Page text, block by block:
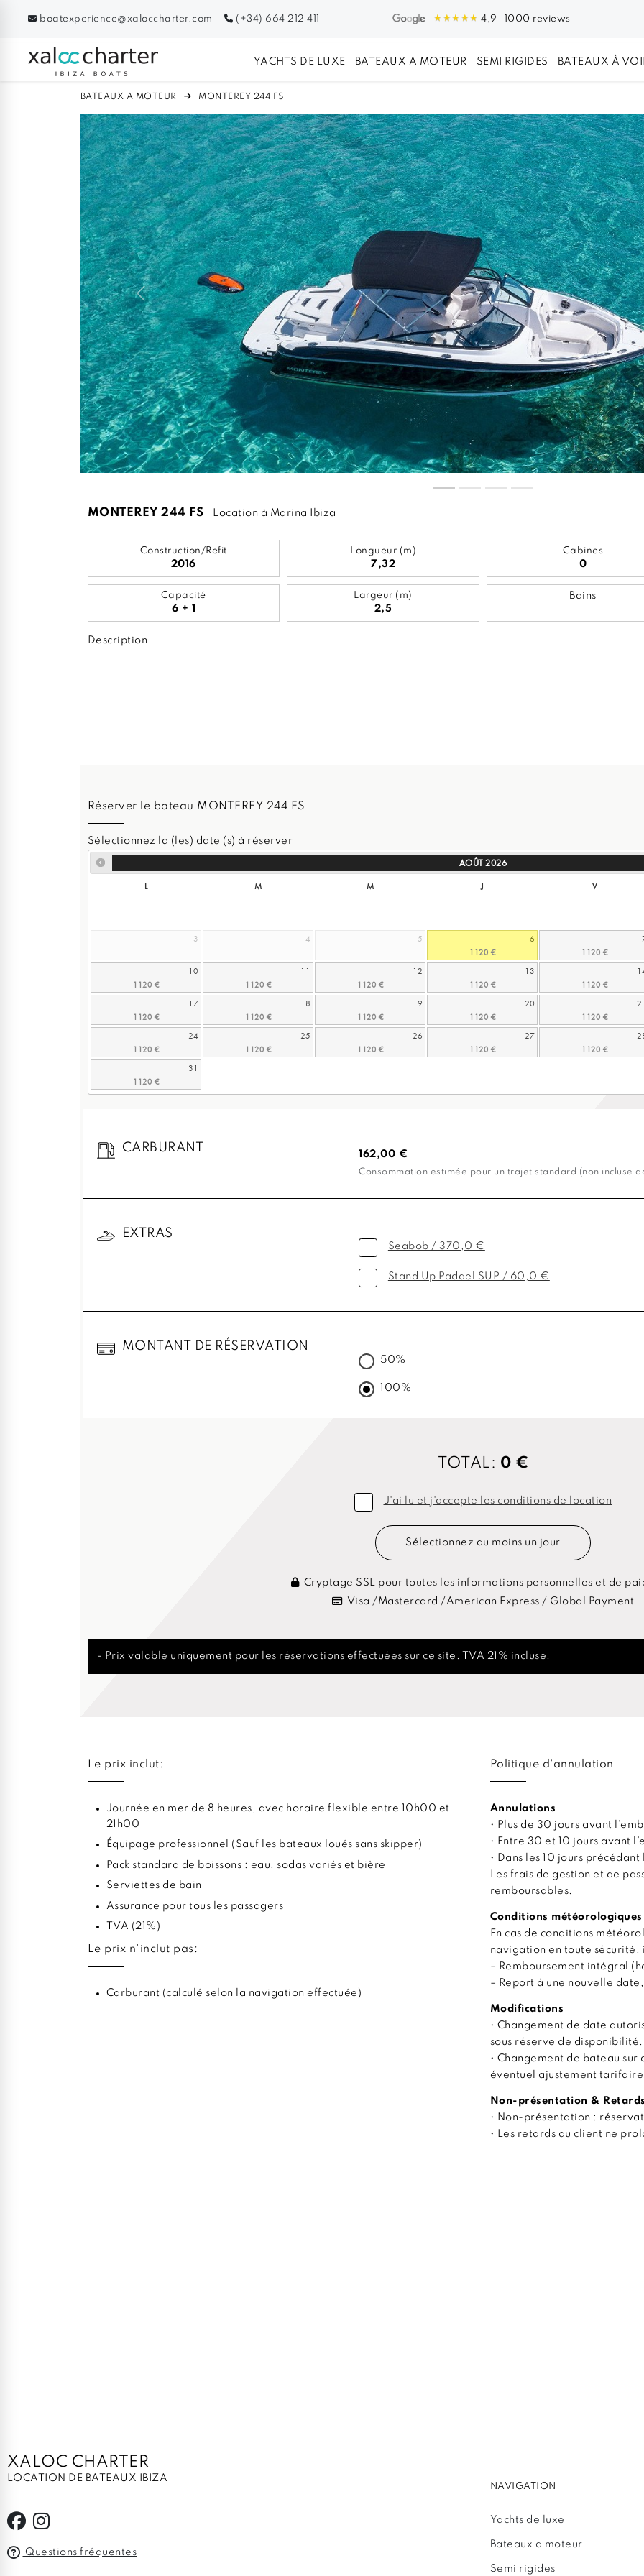
boatexperience@xaloccharter.com (+34) 664 212 411 4,9 1000 reviews
YACHTS DE LUXE BATEAUX A MOTEUR SEMI RIGIDES BATEAUX À
BATEAUX A MOTEUR MONTEREY 244 FS
Previous
MONTEREY 244 FS Location à Marina Ibiza
Construction/Refit
2016
Longueur (m)
7,32
Cabines
0
Capacité
6 + 1
Largeur (m)
2,5
Bains
Description
Réserver le bateau MONTEREY 244 FS
Sélectionnez la (les) date (s) à réserver
AOÛT 2026
L M M J V
3 4 5 6
10 11 12 13
17 18 19 20 21
24 25 26 27
31
CARBURANT 162,00 €
Consommation estimée pour un trajet standard (non incluse
EXTRAS
Seabob / 370,0 €
Stand Up Paddel SUP / 60,0 €
MONTANT DE RÉSERVATION
50%
100%
TOTAL: 0 €
J'ai lu et j'accepte les conditions de location
Sélectionnez au moins un jour
Cryptage SSL pour toutes les informations personnelles et de
Visa /Mastercard /American Express / Global Payment
- Prix valable uniquement pour les réservations effectuées sur ce site. TVA 21% incluse.
Le prix inclut:
Journée en mer de 8 heures, avec horaire flexible entre 10h00 et
21h00
Équipage professionnel (Sauf les bateaux loués sans skipper)
Pack standard de boissons : eau, sodas variés et bière
Serviettes de bain
Assurance pour tous les passagers
TVA (21%)
Le prix n'inclut pas:
Carburant (calculé selon la navigation effectuée)
Politique d'annulation
Annulations
• Plus de 30 jours avant
• Entre 30 et 10 jours avant
• Dans les 10 jours
Les frais de gestion et de
remboursables.
Conditions météorologiques
En cas de conditions
navigation en toute sécurité,
– Remboursement intégral
– Report à une nouvelle
Modifications
• Changement de date
sous réserve de disponibilité.
• Changement de bateau
éventuel ajustement
Non-présentation & Retards
• Non-présentation :
• Les retards du client ne
XALOC CHARTER
LOCATION DE BATEAUX IBIZA
Questions fréquentes
NAVIGATION
Yachts de luxe
Bateaux a moteur
Semi rigides